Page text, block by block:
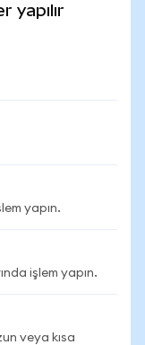
yapılır
yapın.
işlem yapın.
veya kısa